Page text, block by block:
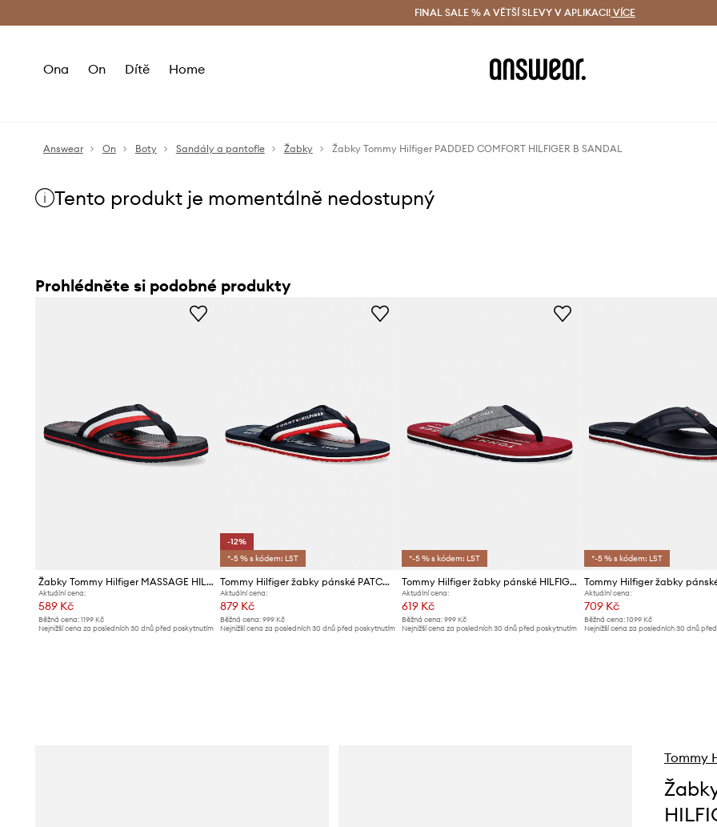
Doručení a vrácení zdarma (od 1800 Kč) Doručení i do 24 h
FINAL SALE % A VĚTŠÍ SLEVY V APLIKACI! VÍCE
Ona On Dítě Home
Answear On Boty Sandály a pantofle Žabky Žabky Tommy Hilfiger PADDED COMFORT HILFIGER B SANDAL
Tento produkt je momentálně nedostupný
Prohlédněte si podobné produkty
Žabky Tommy Hilfiger MASSAGE HILFIGER BEACH SANDAL
Aktuální cena:
589 Kč
Běžná cena: 1199 Kč
Nejnižší cena za posledních 30 dnů před poskytnutím
-12%
*-5 % s kódem: LST
Tommy Hilfiger žabky pánské PATCH PRINT HIFIGER BEACH SANDAL
Aktuální cena:
879 Kč
Běžná cena:999 Kč
Nejnižší cena za posledních 30 dnů před poskytnutím
*-5 % s kódem: LST
Tommy Hilfiger žabky pánské HILFIGER CHAMBRAY BEACH SANDAL
Aktuální cena:
619 Kč
Běžná cena: 999 Kč
Nejnižší cena za posledních 30 dnů před poskytnutím
*-5 % s kódem: LST
Aktuální cena:
709 Kč
Běžná cena: 1099 Kč
Nejnižší cena za posledních 30 dnů
Tommy